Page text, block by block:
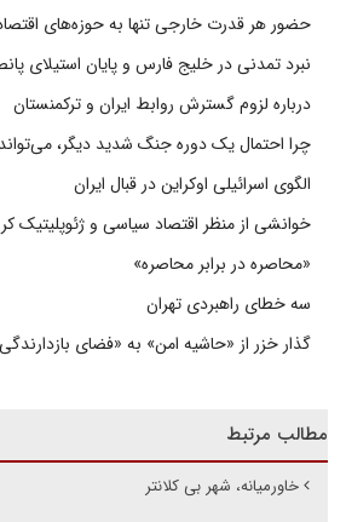
حضور هر قدرت خارجی تنها به حوزه‌های
نبرد تمدنی در خلیج فارس و پایان استیلای
درباره لزوم گسترش روابط ایران و ترکمنستان
چرا احتمال یک دوره جنگ شدید دیگر، می‌تواند
الگوی اسرائیلی اوکراین در قبال ایران
خوانشی از منظر اقتصاد سیاسی و ژئوپلیتیک
«محاصره در برابر محاصره»
سه خطای راهبردی تهران
گذار خزر از «حاشیه امن» به «فضای
مطالب مرتبط
خاورمیانه، شهر بی کلانتر